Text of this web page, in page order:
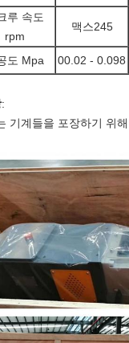
루 속도
rpm
맥스245
도 Mpa 00.02 - 0.098
:
기계들을 포장하기 위